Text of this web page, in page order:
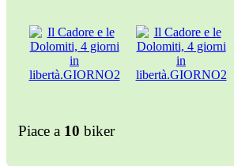
Piace a 10 biker